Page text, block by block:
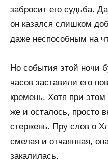
забросит его судьба.
он казался слишком
даже неспособным на
Но события этой ночи
часов заставили его
кремень. Хотя при
же и осталось, просто
стержень. Пру слов о
смелая и отчаянная,
закалилась.